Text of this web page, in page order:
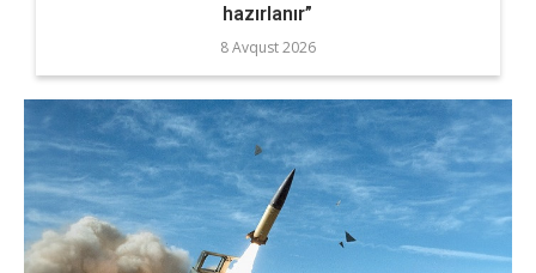
hazırlanır”
8 Avqust 2026